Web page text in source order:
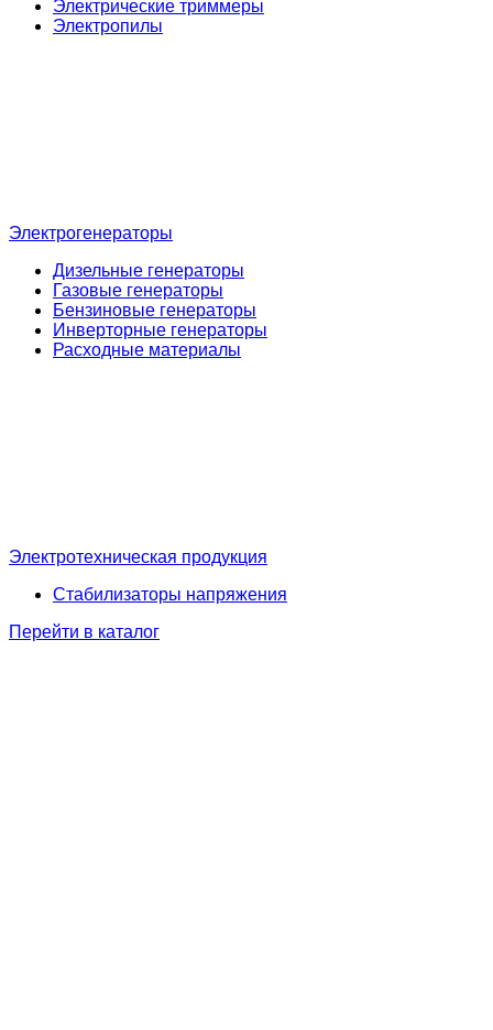
Электрические триммеры
Электропилы
Электрогенераторы
Дизельные генераторы
Газовые генераторы
Бензиновые генераторы
Инверторные генераторы
Расходные материалы
Электротехническая продукция
Стабилизаторы напряжения
Перейти в каталог